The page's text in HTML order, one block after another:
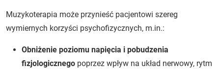
Muzykoterapia może przynieść pacjentowi szereg
wymiernych korzyści psychofizycznych, m.in.:
Obniżenie poziomu napięcia i pobudzenia
fizjologicznego poprzez wpływ na układ nerwowy, rytm